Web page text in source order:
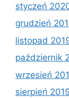
styczeń
grudzień
listopad
październik
wrzesień
sierpień